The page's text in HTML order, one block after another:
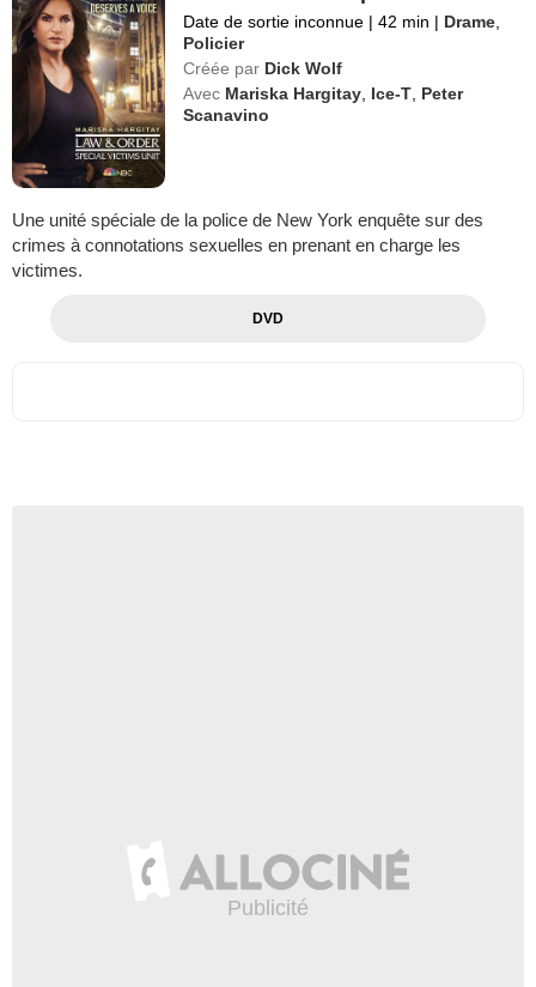
Date de sortie inconnue | 42 min | Drame
Policier
Créée par Dick Wolf
Avec Mariska Hargitay Ice-T Peter
Scanavino
Une unité spéciale de la police de New York enquête sur des
crimes à connotations sexuelles en prenant en charge les
victimes.
DVD